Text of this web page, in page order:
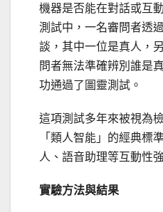
機器是否能在對話或互
測試中，一名審問者透
談，其中一位是真人，
問者無法準確辨別誰是
功通過了圖靈測試。
這項測試多年來被視為
「類人智能」的經典標
人、語音助理等互動性
實驗方法與結果